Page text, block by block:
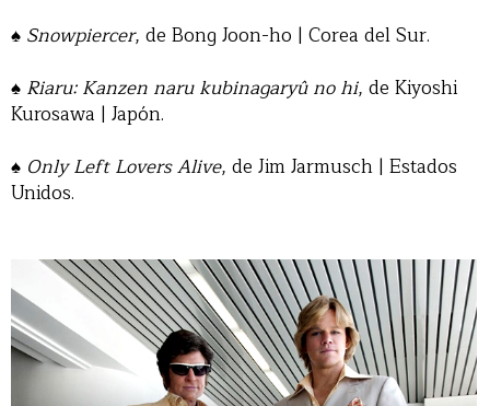
♠ Snowpiercer, de Bong Joon-ho | Corea del Sur.
♠ Riaru: Kanzen naru kubinagaryû no hi, de Kiyoshi
Kurosawa | Japón.
♠ Only Left Lovers Alive, de Jim Jarmusch | Estados
Unidos.